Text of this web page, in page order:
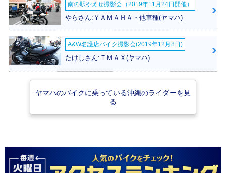
南の駅やえせ撮影会（2019年11月24日開催）
やらさん:ＹＡＭＡＨＡ・他車種(ヤマハ)
A&W名護店バイク撮影会(2019年12月8日)
たけしさん:ＴＭＡＸ(ヤマハ)
ヤマハのバイクに乗っている沖縄のライダーを見
る